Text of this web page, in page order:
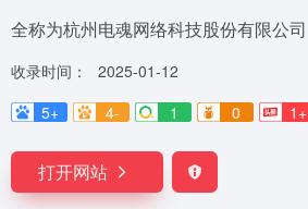
全称为杭州电魂网络科技股份有限公司
收录时间：
2025-01-12
5+
4- 1 0 1+
打开网站